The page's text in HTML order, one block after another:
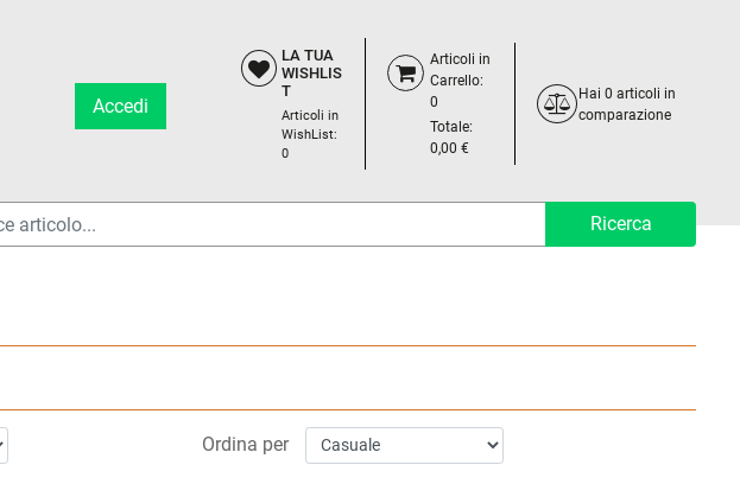
Accedi
LA TUA
WISHLIS
T
Articoli in
WishList:
0
Articoli in
Carrello:
0
Totale:
0,00 €
Hai 0 articoli in
comparazione
Ordina per